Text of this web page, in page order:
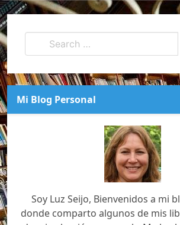
Mi Blog Personal
Soy Luz Seijo, Bienvenidos a mi
donde comparto algunos de mis